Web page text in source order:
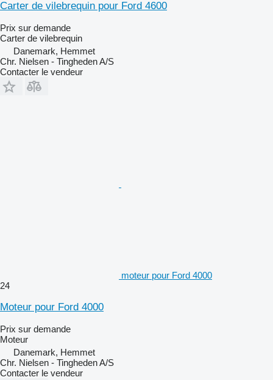
Carter de vilebrequin pour Ford 4600
Prix sur demande
Carter de vilebrequin
Danemark, Hemmet
Chr. Nielsen - Tingheden A/S
Contacter le vendeur
moteur pour Ford 4000
24
Moteur pour Ford 4000
Prix sur demande
Moteur
Danemark, Hemmet
Chr. Nielsen - Tingheden A/S
Contacter le vendeur